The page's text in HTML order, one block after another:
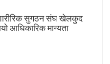
सुगठन संघ खेलकुद
आधिकारिक मान्यता